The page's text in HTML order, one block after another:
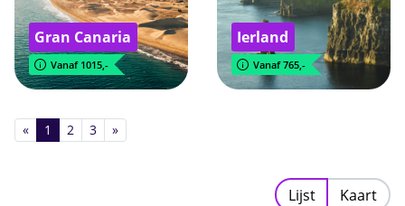
Gran Canaria
Vanaf 1015,-
Ierland
Vanaf 765,-
« 1 2 3 »
Lijst Kaart